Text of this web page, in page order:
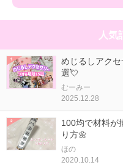
人気
めじるしアク
選💘
むーみー
2025.12.28
100均で材料が
り方🌼
ほの
2020.10.14